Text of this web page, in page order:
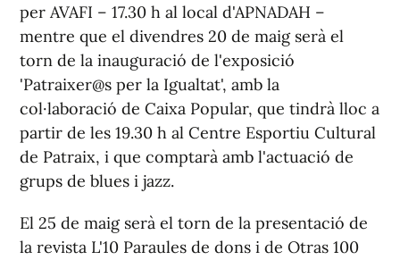
per AVAFI – 17.30 h al local d'APNADAH –
mentre que el divendres 20 de maig serà el
torn de la inauguració de l'exposició
'Patraixer@s per la Igualtat', amb la
col·laboració de Caixa Popular, que tindrà lloc a
partir de les 19.30 h al Centre Esportiu Cultural
de Patraix, i que comptarà amb l'actuació de
grups de blues i jazz.
El 25 de maig serà el torn de la presentació de
la revista L'10 Paraules de dons i de Otras 100